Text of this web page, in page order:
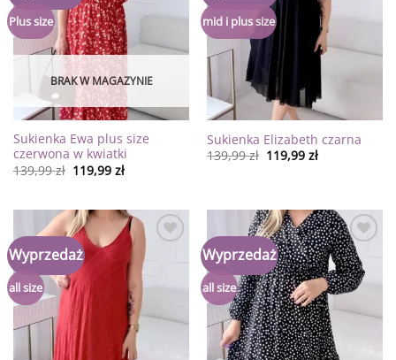
Plus size
BRAK W MAGAZYNIE
Sukienka Ewa plus size
czerwona w kwiatki
139,99zł 119,99 zł
mid i plus size
Sukienka Elizabeth czarna
139,99zł 119,99 zł
Wyprzedaż
all size
życzeń
Wyprzedaż
all size
Dodaj
do
listy
życzeń